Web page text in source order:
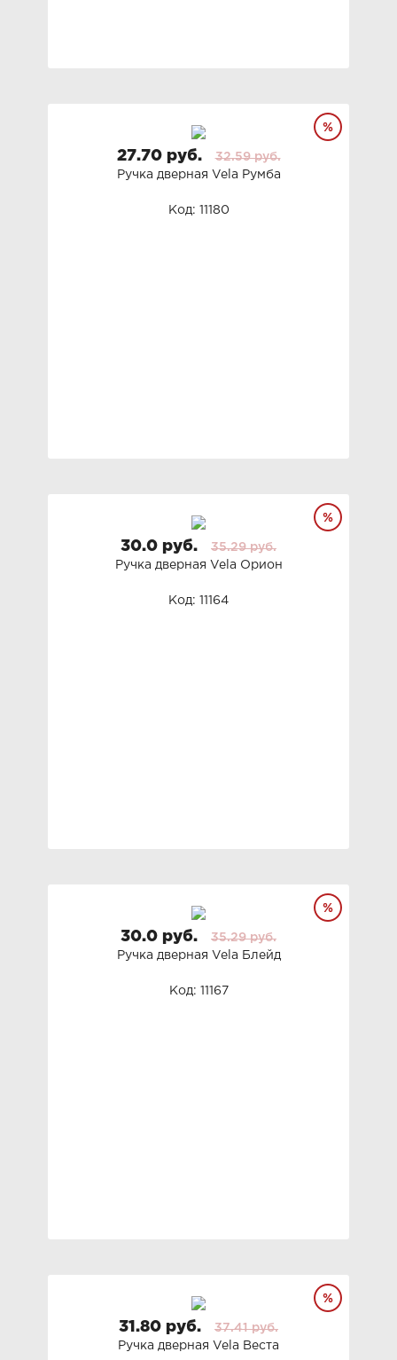
27.70 руб.
32.59 руб.
Ручка дверная Vela Румба
Код: 11180
30.0 руб.
35.29 руб.
Ручка дверная Vela Орион
Код: 11164
30.0 руб.
35.29 руб.
Ручка дверная Vela Блейд
Код: 11167
31.80 руб.
37.41 руб.
Ручка дверная Vela Веста